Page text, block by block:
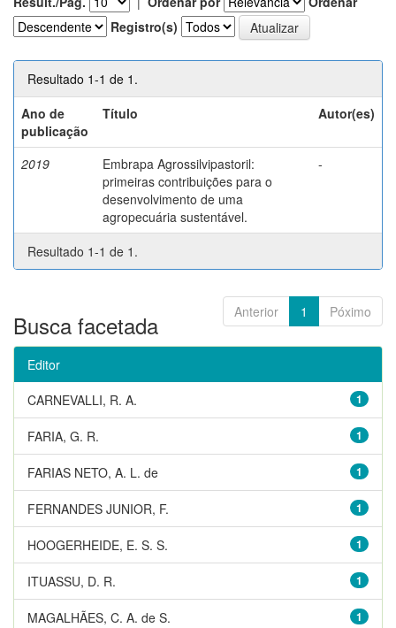
Registro(s)
Resultado 1-1 de 1.
Ano de
publicação
Título Autor(es)
2019
Embrapa Agrossilvipastoril:
primeiras contribuições para o
desenvolvimento de uma
agropecuária sustentável.
-
Resultado 1-1 de 1.
Anterior 1 Póximo
Busca facetada
Editor
1
CARNEVALLI, R. A.
1
FARIA, G. R.
1
FARIAS NETO, A. L. de
1
FERNANDES JUNIOR, F.
1
HOOGERHEIDE, E. S. S.
1
ITUASSU, D. R.
1
MAGALHÃES, C. A. de S.